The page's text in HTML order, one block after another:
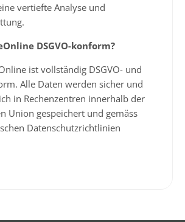
vertiefte Analyse und
DSGVO-konform?
ist vollständig DSGVO- und
Alle Daten werden sicher und
in Rechenzentren innerhalb der
Union gespeichert und gemäss
Datenschutzrichtlinien